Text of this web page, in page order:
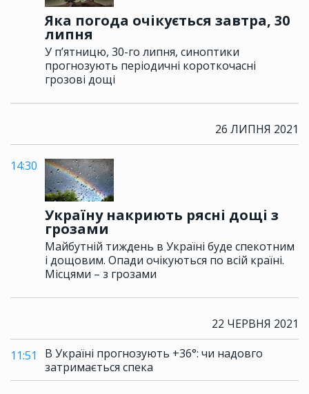
Яка погода очікується завтра, 30
липня
У п’ятницю, 30-го липня, синоптики
прогнозують періодичні короткочасні
грозові дощі
26 ЛИПНЯ 2021
14:30
Україну накриють рясні дощі з
грозами
Майбутній тиждень в Україні буде спекотним
і дощовим. Опади очікуються по всій країні.
Місцями – з грозами
22 ЧЕРВНЯ 2021
11:51
В Україні прогнозують +36°: чи надовго
затримається спека